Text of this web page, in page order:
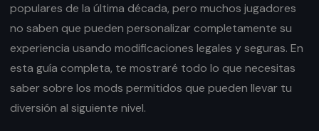
populares de la última década, pero muchos jugadores
no saben que pueden personalizar completamente su
experiencia usando modificaciones legales y seguras. En
esta guía completa, te mostraré todo lo que necesitas
saber sobre los mods permitidos que pueden llevar tu
diversión al siguiente nivel.